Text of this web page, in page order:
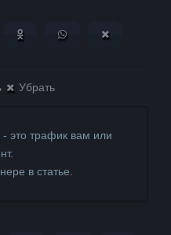
TelegramВКонтакте
Поделиться в
Поделиться в
Убрать
- это трафик вам или
в статье.